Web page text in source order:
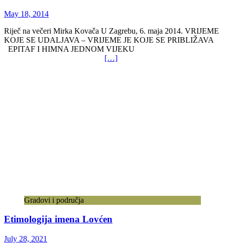
May 18, 2014
Riječ na večeri Mirka Kovača U Zagrebu, 6. maja 2014. VRIJEME
KOJE SE UDALJAVA – VRIJEME JE KOJE SE PRIBLIŽAVA
EPITAF I HIMNA JEDNOM VIJEKU
[…]
Gradovi i područja
Etimologija imena Lovćen
July 28, 2021